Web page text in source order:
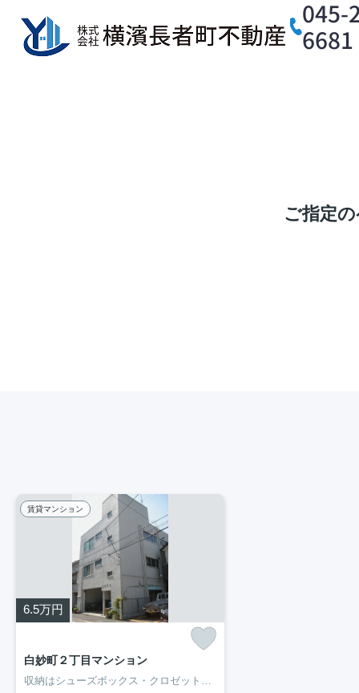
045-
6681
ご指定
賃貸マンション
6.5万円
白妙町２丁目マンション
収納はシューズボックス・クロゼットなどが備え付けられているので、衣類や日用品の収納に重宝します。室内設備は追い焚き・エアコンなど充実した設備を備え付けています。新生活を失敗せず、スタートさせたいならこちらの「白妙町2丁目マンション」はいかがでしょうか。生活する上でもっとも大切な住環境。横浜市南区エリアやブルーライン阪東橋付近であなたのライフスタイルに合ったお部屋をご紹介致します。